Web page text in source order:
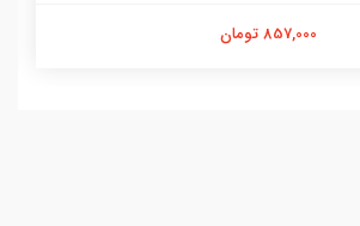
857,000 تومان